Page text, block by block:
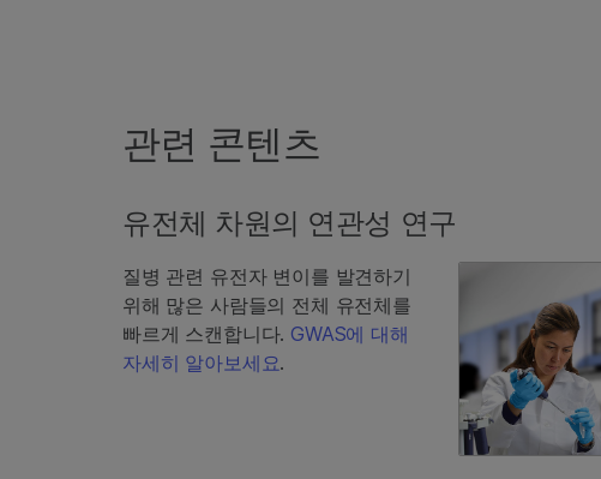
관련 콘텐츠
유전체 차원의 연관성 연구
질병 관련 유전자 변이를 발견하기
위해 많은 사람들의 전체 유전체를
빠르게 스캔합니다. GWAS에 대해
자세히 알아보세요.